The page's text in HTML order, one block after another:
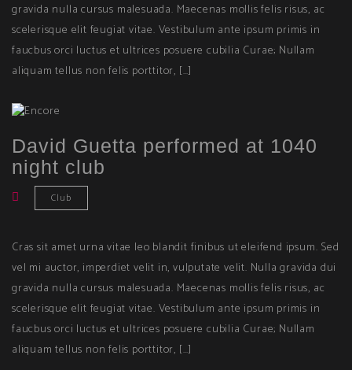
gravida nulla cursus malesuada. Maecenas mollis felis risus, ac
scelerisque elit feugiat vitae. Vestibulum ante ipsum primis in
faucbus orci luctus et ultrices posuere cubilia Curae; Nullam
aliquam tellus non felis porttitor, […]
David Guetta performed at 1040
night club
Club
Cras sit amet urna vitae leo blandit finibus ut eleifend ipsum. Sed
vel mi auctor, imperdiet velit in, vulputate velit. Nulla gravida dui
gravida nulla cursus malesuada. Maecenas mollis felis risus, ac
scelerisque elit feugiat vitae. Vestibulum ante ipsum primis in
faucbus orci luctus et ultrices posuere cubilia Curae; Nullam
aliquam tellus non felis porttitor, […]